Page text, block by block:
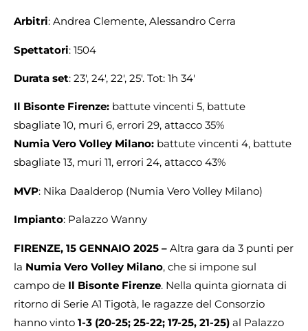
Arbitri: Andrea Clemente, Alessandro Cerra
Spettatori: 1504
Durata set: 23′, 24′, 22′, 25′. Tot: 1h 34′
Il Bisonte Firenze: battute vincenti 5, battute
sbagliate 10, muri 6, errori 29, attacco 35%
Numia Vero Volley Milano: battute vincenti 4, battute
sbagliate 13, muri 11, errori 24, attacco 43%
MVP: Nika Daalderop (Numia Vero Volley Milano)
Impianto: Palazzo Wanny
FIRENZE, 15 GENNAIO 2025 – Altra gara da 3 punti per
la Numia Vero Volley Milano, che si impone sul
campo de Il Bisonte Firenze. Nella quinta giornata di
ritorno di Serie A1 Tigotà, le ragazze del Consorzio
hanno vinto 1-3 (20-25; 25-22; 17-25, 21-25) al Palazzo